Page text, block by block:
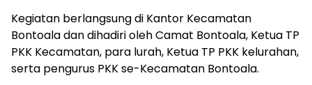
Kegiatan berlangsung di Kantor Kecamatan
Bontoala dan dihadiri oleh Camat Bontoala, Ketua TP
PKK Kecamatan, para lurah, Ketua TP PKK kelurahan,
serta pengurus PKK se-Kecamatan Bontoala.